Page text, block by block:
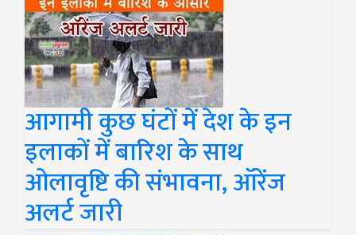
आगामी कुछ घंटों में देश के इन
इलाकों में बारिश के साथ
ओलावृष्टि की संभावना, ऑरेंज
अलर्ट जारी